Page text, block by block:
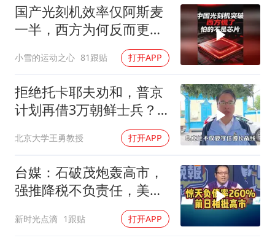
国产光刻机效率仅阿斯麦
一半，西方为何反而更
小雪的运动之心 81跟贴 打开APP
拒绝托卡耶夫劝和，普京
计划再借3万朝鲜士兵？
北京大学王勇教授 打开APP
台媒：石破茂炮轰高市，
强推降税不负责任，美日
新时光点滴 1跟贴 打开APP